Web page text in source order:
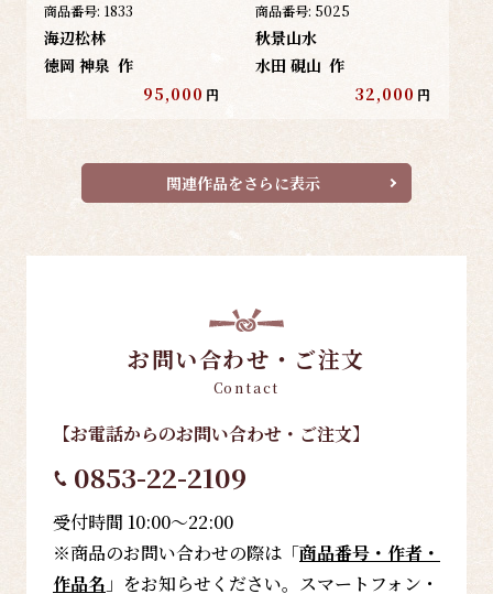
商品番号: 1833
海辺松林
徳岡 神泉 作
95,000 円
商品番号: 5025
秋景山水
水田 硯山 作
32,000 円
関連作品をさらに表示
お問い合わせ・ご注文
Contact
【お電話からのお問い合わせ・ご注文】
0853-22-2109
受付時間 10:00～22:00
※商品のお問い合わせの際は「商品番号・作者・
作品名 」をお知らせください。スマートフォン・